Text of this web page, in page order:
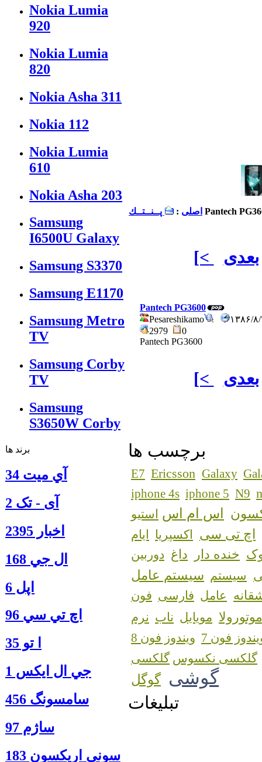
Nokia Lumia
920
Nokia Lumia
820
Nokia Asha 311
Nokia 112
Nokia Lumia
610
Nokia Asha 203
Samsung
I6500U Galaxy
Samsung S3370
Samsung E1170
Samsung Metro
TV
Samsung Corby
TV
Samsung
S3650W Corby
برند ها
آي ميت 34
آی - تک 2
اخبار 2395
ال جي 168
اپل 6
اچ تي سي 96
ا‍ تو 35
جي ال ايكس 1
سامسونگ 456
ساژم 97
سوني اريكسون 183
اصلی : پــنــتــك Pantech
[< بعدی
Pantech PG3600
Pesareshikamo
۱۹:۱۰
2979
0
Pantech PG3600
[< بعدی
برچسب ها
E7 Ericsson Galaxy
iphone 4s iphone 5 N9
اس ام اس استیو
اچ تی سی اکسپریا ایام
خنده دار داغ دوربین
سیستم سیستم عامل
عامل فارسی فون
موتورولا مویایل ناب نرم
فون 7
ویندوز فون 8
گلکسی نکسوس
گوشی گوگل
تبلیغات